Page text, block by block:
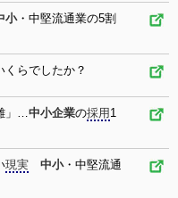
小・中堅流通業の5割
くらでしたか？
」…中小企業の採用 1
現実 中小・中堅流通